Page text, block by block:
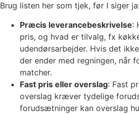
Brug listen her som tjek, før I siger ja:
Præcis leverancebeskrivelse:
pris, og hvad er tilvalg, fx
udendørsarbejder. Hvis det
der ender med regningen, når
matcher.
Fast pris eller overslag: Fast
overslag kræver tydelige
forudsætninger kan overslag